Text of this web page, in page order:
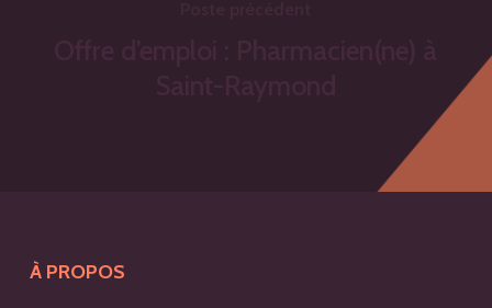
À PROPOS